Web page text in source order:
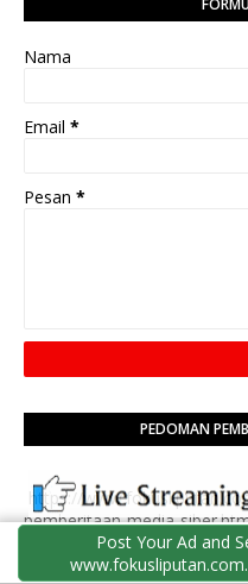
Nama
Email *
Pesan *
PEDOMAN
https://
pemberitaan-media-
Post Your Ad and